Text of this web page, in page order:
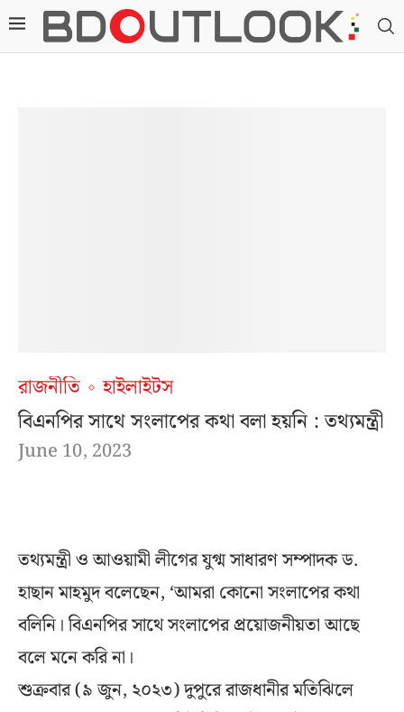
রাজনীতি
হাইলাইটস
বিএনপির সাথে সংলাপের কথা বলা হয়নি : তথ্যমন্ত্রী
June 10, 2023
তথ্যমন্ত্রী ও আওয়ামী লীগের যুগ্ম সাধারণ সম্পাদক ড.
হাছান মাহমুদ বলেছেন, ‘আমরা কোনো সংলাপের কথা
বলিনি। বিএনপির সাথে সংলাপের প্রয়োজনীয়তা আছে
বলে মনে করি না।
শুক্রবার (৯ জুন, ২০২৩) দুপুরে রাজধানীর মতিঝিলে